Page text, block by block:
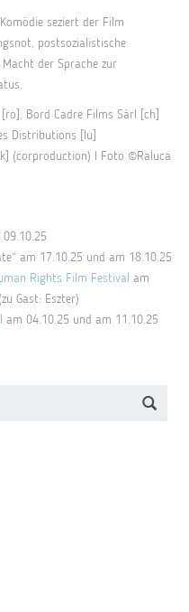
seziert der Film
postsozialistische
der Sprache zur
Bord Cadre Films Sàrl [ch]
Distributions [lu]
(corproduction) I Foto ©Raluca
am 17.10.25 und am 18.10.25
Rights Film Festival am
Gast: Eszter)
am 04.10.25 und am 11.10.25